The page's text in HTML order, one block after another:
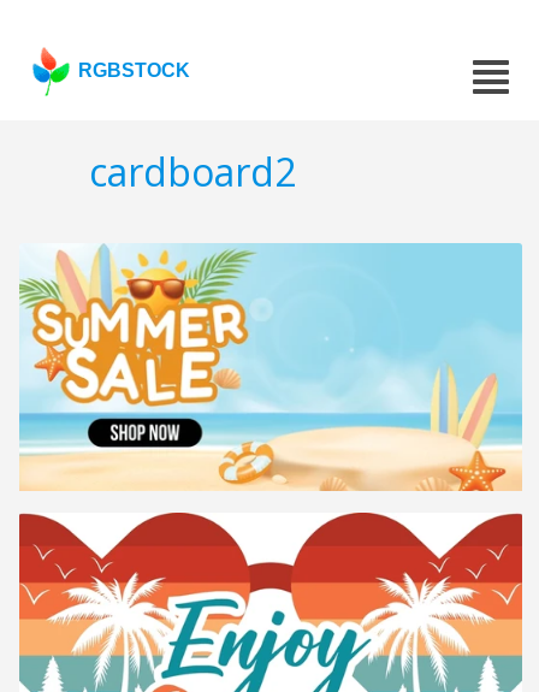
RGBSTOCK
cardboard2